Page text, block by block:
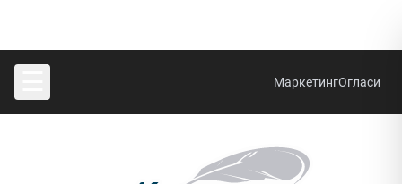
МаркетингОгласи